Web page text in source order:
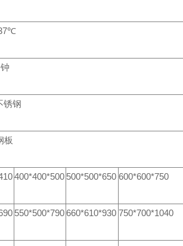
锈钢
板
400*400*500 500*500*650 600*600*750
550*500*790660*610*930 750*700*1040